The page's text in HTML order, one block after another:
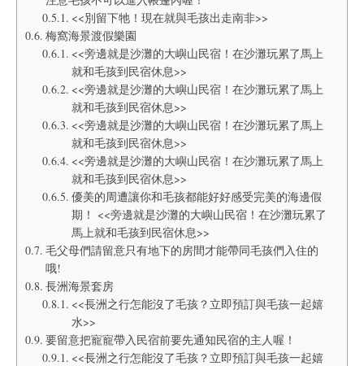
<<別留下牠！現在就與毛孩出走南非>>
梅窩海景渡假樂園
<<旁邊就是沙灘的大嶼山民宿！在沙灘玩累了馬上
就和毛孩到民宿休息>>
<<旁邊就是沙灘的大嶼山民宿！在沙灘玩累了馬上
就和毛孩到民宿休息>>
<<旁邊就是沙灘的大嶼山民宿！在沙灘玩累了馬上
就和毛孩到民宿休息>>
<<旁邊就是沙灘的大嶼山民宿！在沙灘玩累了馬上
就和毛孩到民宿休息>>
優美的周遭讓你和毛孩都能好好感受完美的海邊假
期！ <<旁邊就是沙灘的大嶼山民宿！在沙灘玩累了
馬上就和毛孩到民宿休息>>
毛父母們請留意只有地下的房間才能帶同毛孩們入住的
哦!
長洲海景套房
<<長洲之行怎能沒了毛孩？立即預訂與毛孩一起嬉
水>>
要留意把寵寵帶入民宿前要先通知民宿的主人喔！
<<長洲之行怎能沒了毛孩？立即預訂與毛孩一起嬉